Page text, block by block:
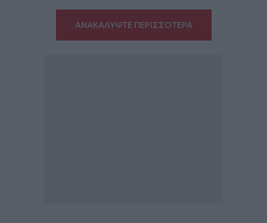
ΑΝΑΚΑΛΥΨΤΕ ΠΕΡΙΣΣΟΤΕΡΑ